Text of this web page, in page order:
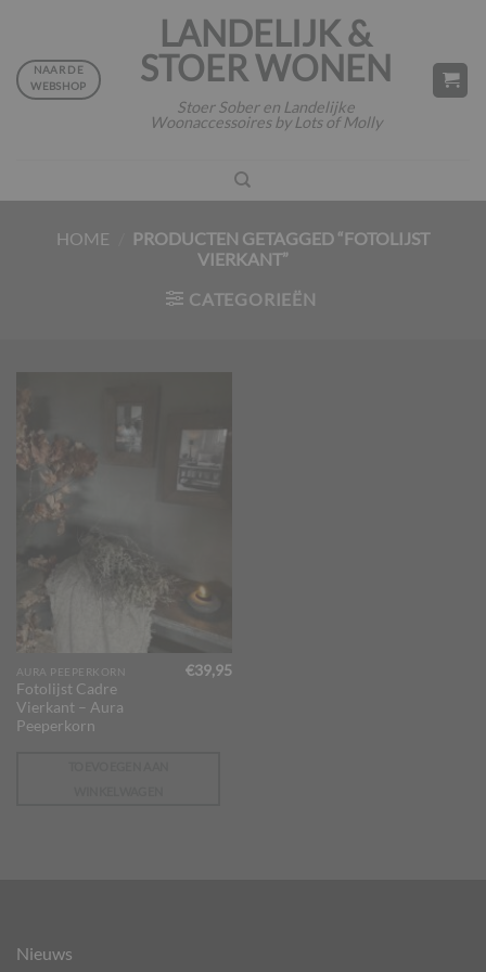
inhoud
LANDELIJK &
STOER WONEN
Stoer Sober en Landelijke
Woonaccessoires by Lots of Molly
NAAR DE
WEBSHOP
HOME
PRODUCTEN GETAGGED “FOTOLIJST
VIERKANT”
CATEGORIEËN
AURA PEEPERKORN
Fotolijst Cadre
Vierkant – Aura
Peeperkorn
€39,95
Nieuws